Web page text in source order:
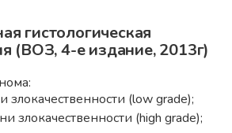
гистологическая
(ВОЗ, 4-е издание, 2013г)
злокачественности (low grade);
злокачественности (high grade);